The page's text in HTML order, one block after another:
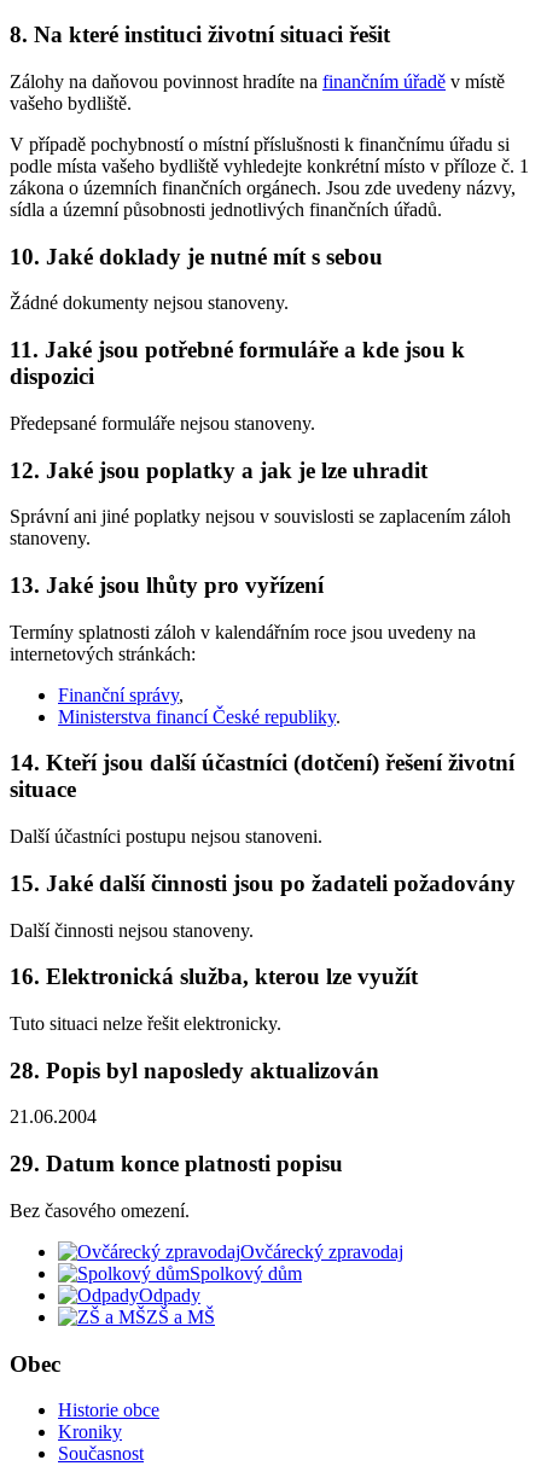
8. Na které instituci životní situaci řešit
Zálohy na daňovou povinnost hradíte na finančním úřadě v místě
vašeho bydliště.
V případě pochybností o místní příslušnosti k finančnímu úřadu si
podle místa vašeho bydliště vyhledejte konkrétní místo v příloze č. 1
zákona o územních finančních orgánech. Jsou zde uvedeny názvy,
sídla a územní působnosti jednotlivých finančních úřadů.
10. Jaké doklady je nutné mít s sebou
Žádné dokumenty nejsou stanoveny.
11. Jaké jsou potřebné formuláře a kde jsou k
dispozici
Předepsané formuláře nejsou stanoveny.
12. Jaké jsou poplatky a jak je lze uhradit
Správní ani jiné poplatky nejsou v souvislosti se zaplacením záloh
stanoveny.
13. Jaké jsou lhůty pro vyřízení
Termíny splatnosti záloh v kalendářním roce jsou uvedeny na
internetových stránkách:
Finanční správy,
Ministerstva financí České republiky.
14. Kteří jsou další účastníci (dotčení) řešení životní
situace
Další účastníci postupu nejsou stanoveni.
15. Jaké další činnosti jsou po žadateli požadovány
Další činnosti nejsou stanoveny.
16. Elektronická služba, kterou lze využít
Tuto situaci nelze řešit elektronicky.
28. Popis byl naposledy aktualizován
21.06.2004
29. Datum konce platnosti popisu
Bez časového omezení.
Ovčárecký zpravodaj
Spolkový dům
Odpady
ZŠ a MŠ
Obec
Historie obce
Kroniky
Současnost